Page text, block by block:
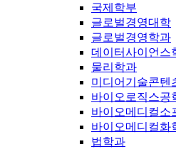
국제학부
글로벌경영대학
글로벌경영학과
데이터사이언스
물리학과
미디어기술콘텐
바이오로직스공
바이오메디컬소
바이오메디컬화
법학과